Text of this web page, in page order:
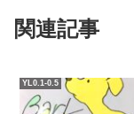
関連記事
YL0.1-0.5